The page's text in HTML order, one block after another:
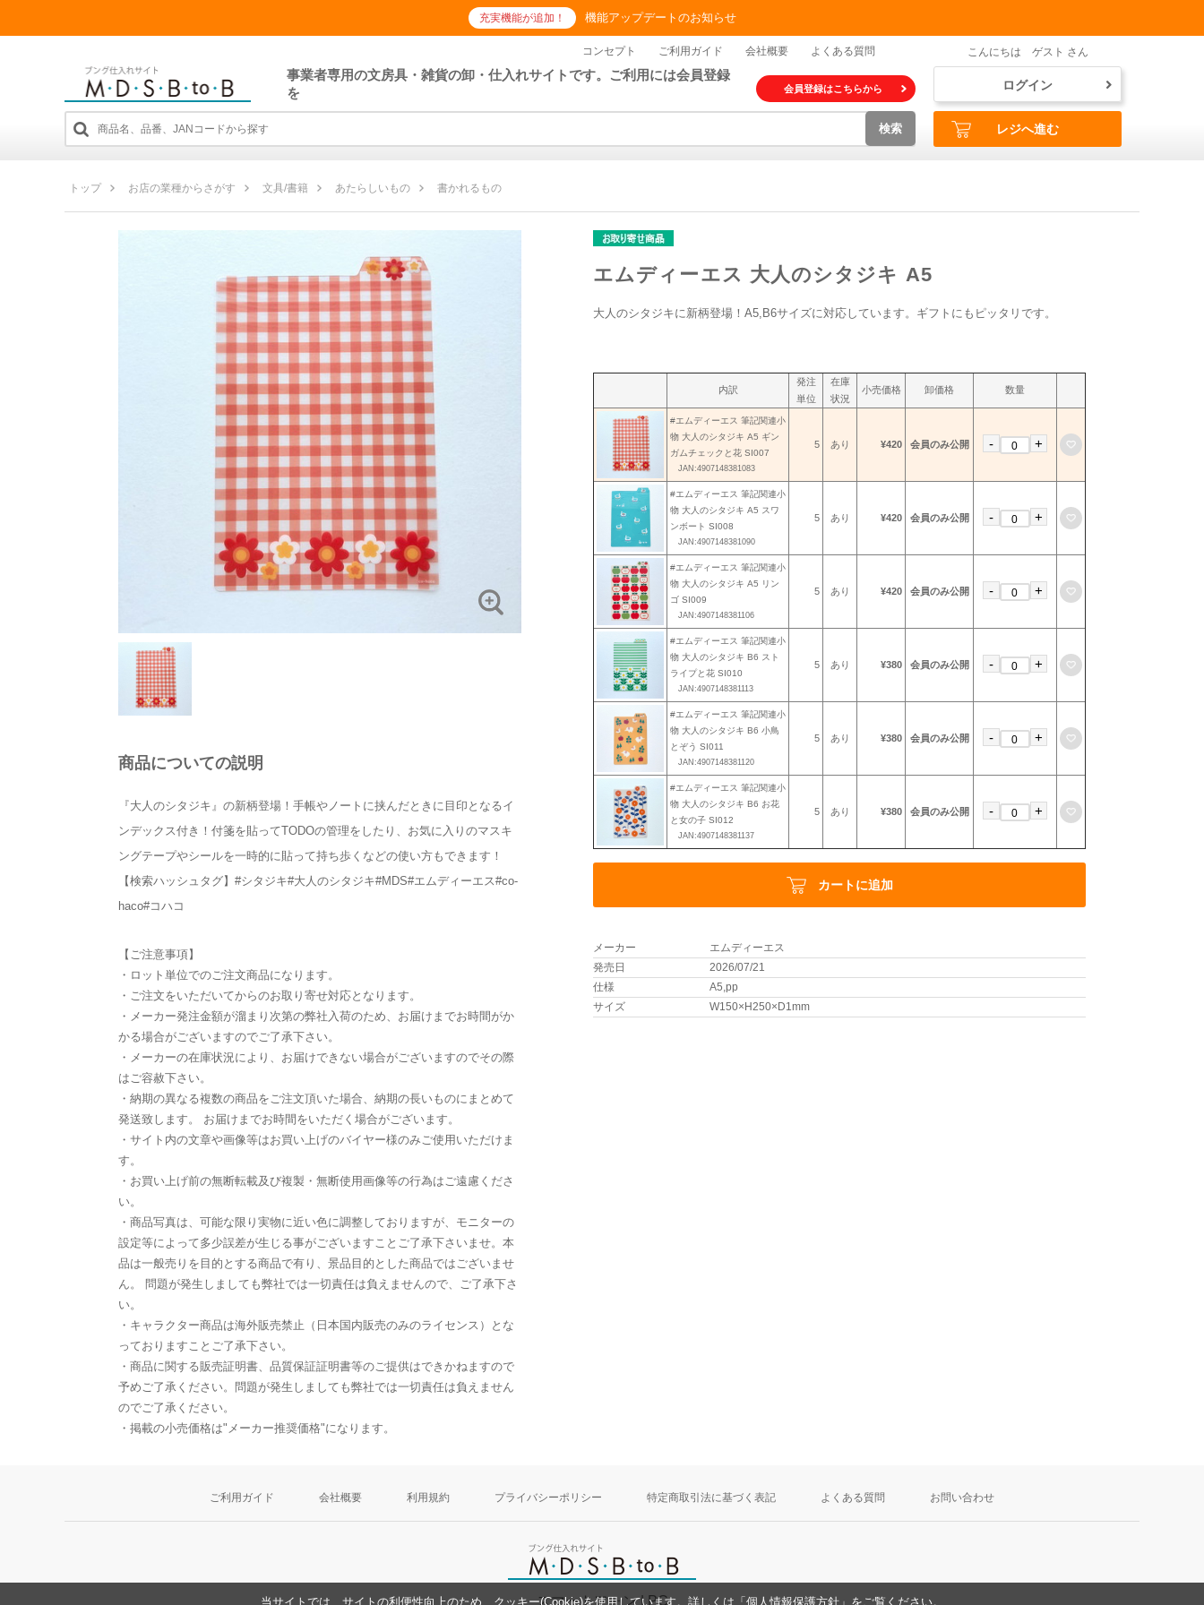
充実機能が追加！ 機能アップデートのお知らせ
コンセプト ご利用ガイド 会社概要 よくある質問
事業者専用の文房具・雑貨の卸・仕入れサイトです。ご利用には会員登録
を
会員登録はこちらから
検索
こんにちは ゲスト さん
ログイン
レジへ進む
トップ お店の業種からさがす 文具/書籍 あたらしいもの 書かれるもの
商品についての説明
『大人のシタジキ』の新柄登場！手帳やノートに挟んだときに目印となるイ
ンデックス付き！付箋を貼ってTODOの管理をしたり、お気に入りのマスキ
ングテープやシールを一時的に貼って持ち歩くなどの使い方もできます！
【検索ハッシュタグ】#シタジキ#大人のシタジキ#MDS#エムディーエス#co-
haco#コハコ
【ご注意事項】
・ロット単位でのご注文商品になります。
・ご注文をいただいてからのお取り寄せ対応となります。
・メーカー発注金額が溜まり次第の弊社入荷のため、お届けまでお時間がか
かる場合がございますのでご了承下さい。
・メーカーの在庫状況により、お届けできない場合がございますのでその際
はご容赦下さい。
・納期の異なる複数の商品をご注文頂いた場合、納期の長いものにまとめて
発送致します。 お届けまでお時間をいただく場合がございます。
・サイト内の文章や画像等はお買い上げのバイヤー様のみご使用いただけま
す。
・お買い上げ前の無断転載及び複製・無断使用画像等の行為はご遠慮くださ
い。
・商品写真は、可能な限り実物に近い色に調整しておりますが、モニターの
設定等によって多少誤差が生じる事がございますことご了承下さいませ。本
品は一般売りを目的とする商品で有り、景品目的とした商品ではございませ
ん。 問題が発生しましても弊社では一切責任は負えませんので、ご了承下さ
い。
・キャラクター商品は海外販売禁止（日本国内販売のみのライセンス）とな
っておりますことご了承下さい。
・商品に関する販売証明書、品質保証証明書等のご提供はできかねますので
予めご了承ください。問題が発生しましても弊社では一切責任は負えません
のでご了承ください。
・掲載の小売価格は"メーカー推奨価格"になります。
エムディーエス 大人のシタジキ A5
大人のシタジキに新柄登場！A5,B6サイズに対応しています。ギフトにもピッタリです。
内訳
発注
単位
在庫
状況
小売価格 卸価格 数量
#エムディーエス 筆記関連小
物 大人のシタジキ A5 ギン
ガムチェックと花 SI007
JAN:4907148381083
5 あり ¥420 会員のみ公開 - +
#エムディーエス 筆記関連小
物 大人のシタジキ A5 スワ
ンボート SI008
JAN:4907148381090
5 あり ¥420 会員のみ公開 - +
#エムディーエス 筆記関連小
物 大人のシタジキ A5 リン
ゴ SI009
JAN:4907148381106
5 あり ¥420 会員のみ公開 - +
#エムディーエス 筆記関連小
物 大人のシタジキ B6 スト
ライプと花 SI010
JAN:4907148381113
5 あり ¥380 会員のみ公開 - +
#エムディーエス 筆記関連小
物 大人のシタジキ B6 小鳥
とぞう SI011
JAN:4907148381120
5 あり ¥380 会員のみ公開 - +
#エムディーエス 筆記関連小
物 大人のシタジキ B6 お花
と女の子 SI012
JAN:4907148381137
5 あり ¥380 会員のみ公開 - +
カートに追加
メーカー
エムディーエス
発売日
2026/07/21
仕様
A5,pp
サイズ
W150×H250×D1mm
ご利用ガイド 会社概要 利用規約 プライバシーポリシー 特定商取引法に基づく表記 よくある質問 お問い合わせ
スマートフォン| PC
当サイトでは、サイトの利便性向上のため、クッキー(Cookie)を使用しています。詳しくは「 個人情報保護方針」をご覧ください。